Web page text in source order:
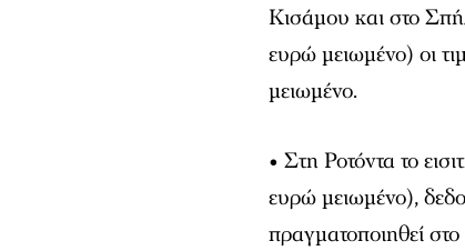
Κισάμου και στο
ευρώ μειωμένο) οι
μειωμένο.
• Στη Ροτόντα το
ευρώ μειωμένο),
πραγματοποιηθεί